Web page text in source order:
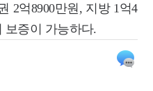
2억8900만원, 지방 1억4
보증이 가능하다.